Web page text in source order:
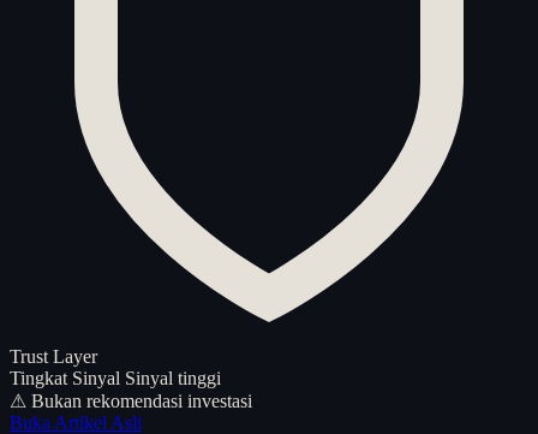
Trust Layer
Tingkat Sinyal Sinyal tinggi
⚠ Bukan rekomendasi investasi
Buka Artikel Asli